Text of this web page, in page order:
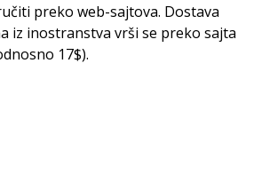
preko web-sajtova. Dostava
iz inostranstva vrši se preko sajta
17$).